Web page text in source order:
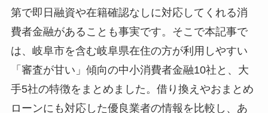
第で即日融資や在籍確認なしに対応してくれる消
費者金融があることも事実です。そこで本記事で
は、岐阜市を含む岐阜県在住の方が利用しやすい
「審査が甘い」傾向の中小消費者金融10社と、大
手5社の特徴をまとめました。借り換えやおまとめ
ローンにも対応した優良業者の情報を比較し、あ